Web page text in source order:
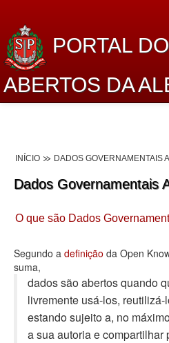
PORTAL
ABERTOS DA
Lei de Acesso à Informação
Dados Governamentais
Planejamento
Catálogo de dados
Processo Legislativo
Deputados Estaduais
INÍCIO DADOS GOVERNAMENTAIS
Dados Governamentais
O que são Dados
Segundo a definição da Open
suma,
dados são abertos quando
livremente usá-los,
estando sujeito a, no
a sua autoria e compartilhar